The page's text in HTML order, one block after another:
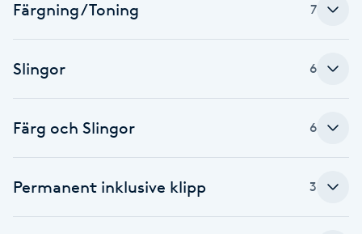
F
Faceliftmassage
Färgning / Toning 7
Slingor 6
Färg och Slingor 6
Permanent inklusive klipp 3